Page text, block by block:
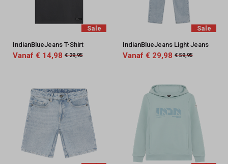
Sale
IndianBlueJeans T-Shirt
Vanaf € 14,98 € 29,95
Sale
IndianBlueJeans Light Jeans
Vanaf € 29,98 € 59,95